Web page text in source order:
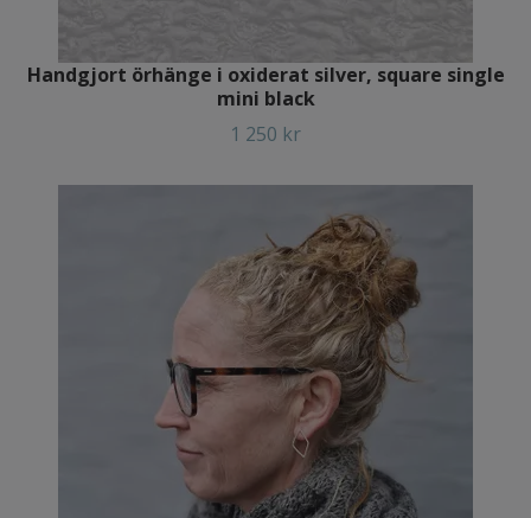
Handgjort örhänge i oxiderat silver, square single
mini black
1 250 kr